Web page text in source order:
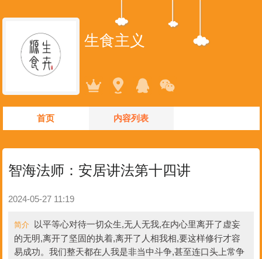
生食主义
首页 内容列表
智海法师：安居讲法第十四讲
2024-05-27 11:19
简介
以平等心对待一切众生,无人无我,在内心里离开了虚妄
的无明,离开了坚固的执着,离开了人相我相,要这样修行才容
易成功。我们整天都在人我是非当中斗争,甚至连口头上常争